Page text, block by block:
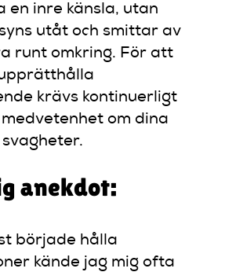
en inre känsla, utan
utåt och smittar av
runt omkring. För att
krävs kontinuerligt
om dina
anekdot:
började hålla
kände jag mig ofta